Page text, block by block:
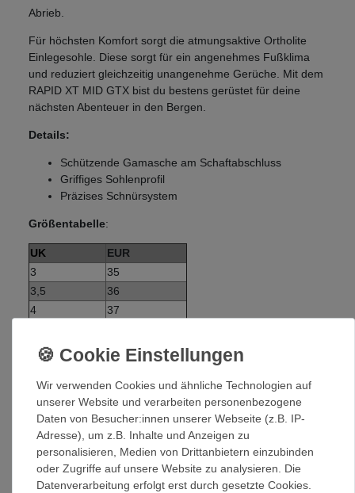
Abrieb.
Für höchsten Komfort sorgt die atmungsaktive Ortholite
Einlegesohle. Diese sorgt für ein angenehmes Fußklima
und reduziert gleichzeitig unangenehme Gerüche. Mit dem
RAPID XT MID GTX bist du bestens gerüstet für deine
nächsten Abenteuer in den Bergen.
Details:
Schützende Gamasche am Schaftabschluss
Griffiges Sohlenprofil
Präzises Schnürsystem
Größentabelle:
UK
EUR
3
35
3,5
36
4
37
38
39
6,5
40
41
7,5
41,5
42
8,5
42,5
Wir verwenden Cookies und ähnliche Technologien auf
unserer Website und verarbeiten personenbezogene
Daten von Besucher:innen unserer Webseite (z.B. IP-
Adresse), um z.B. Inhalte und Anzeigen zu
personalisieren, Medien von Drittanbietern einzubinden
oder Zugriffe auf unsere Website zu analysieren. Die
Datenverarbeitung erfolgt erst durch gesetzte Cookies.